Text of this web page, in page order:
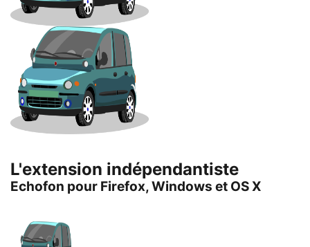
L'extension indépendantiste
Echofon pour Firefox, Windows et OS X